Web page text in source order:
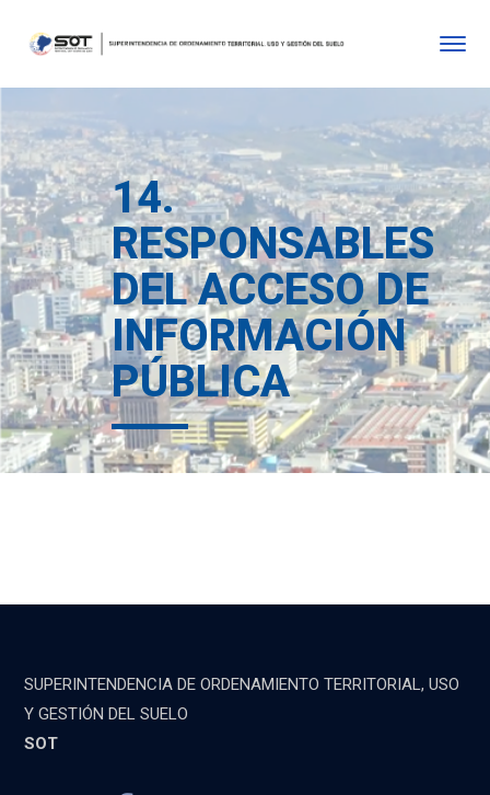
14.
RESPONSABLES
DEL ACCESO DE
INFORMACIÓN
PÚBLICA
SUPERINTENDENCIA DE ORDENAMIENTO TERRITORIAL, USO
Y GESTIÓN DEL SUELO
SOT